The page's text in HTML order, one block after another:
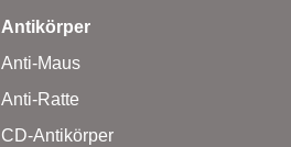
Antikörper
Anti-Maus
Anti-Ratte
CD-Antikörper